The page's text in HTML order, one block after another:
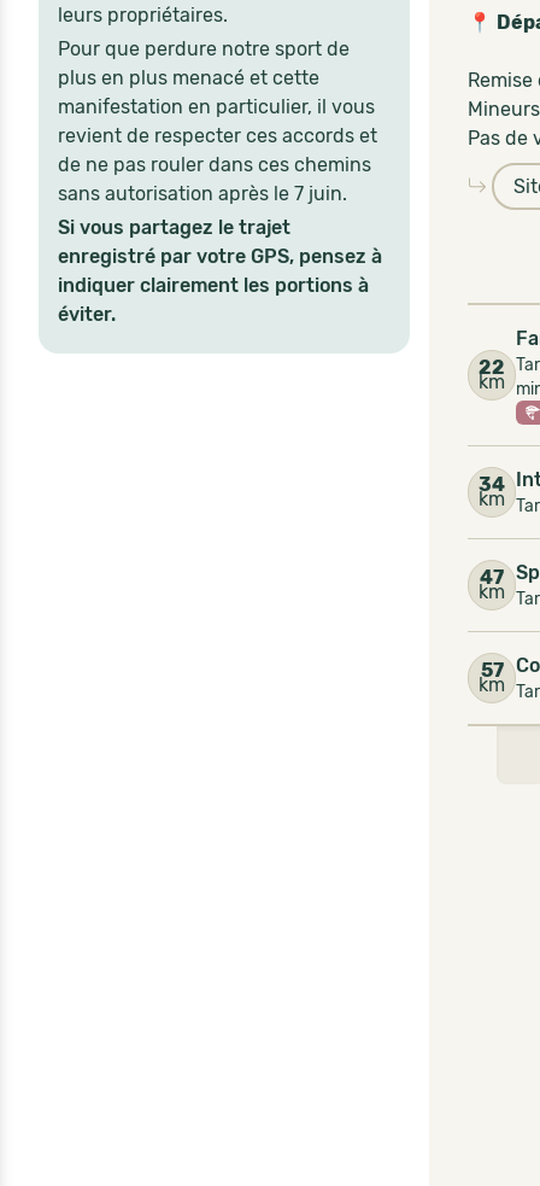
leurs propriétaires.
Pour que perdure notre sport de
plus en plus menacé et cette
manifestation en particulier, il vous
revient de respecter ces accords et
de ne pas rouler dans ces chemins
sans autorisation après le 7 juin.
Si vous partagez le trajet
enregistré par votre GPS, pensez à
indiquer clairement les portions à
éviter.
📍
Pas de
22
km
34
km
47
km
57
km